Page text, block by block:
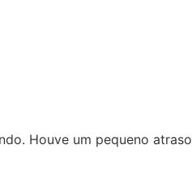
compra ter coincidido